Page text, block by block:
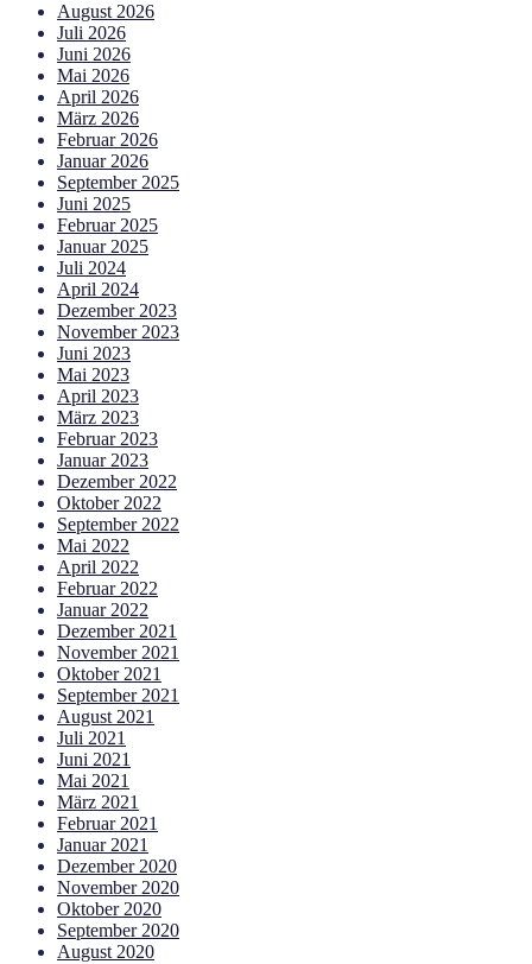
August 2026
Juli 2026
Juni 2026
Mai 2026
April 2026
März 2026
Februar 2026
Januar 2026
September 2025
Juni 2025
Februar 2025
Januar 2025
Juli 2024
April 2024
Dezember 2023
November 2023
Juni 2023
Mai 2023
April 2023
März 2023
Februar 2023
Januar 2023
Dezember 2022
Oktober 2022
September 2022
Mai 2022
April 2022
Februar 2022
Januar 2022
Dezember 2021
November 2021
Oktober 2021
September 2021
August 2021
Juli 2021
Juni 2021
Mai 2021
März 2021
Februar 2021
Januar 2021
Dezember 2020
November 2020
Oktober 2020
September 2020
August 2020